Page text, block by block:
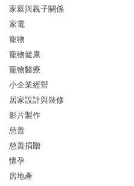
家庭與親子關係
家電
寵物
寵物健康
寵物醫療
小企業經營
居家設計與裝修
影片製作
慈善
慈善捐贈
懷孕
房地產